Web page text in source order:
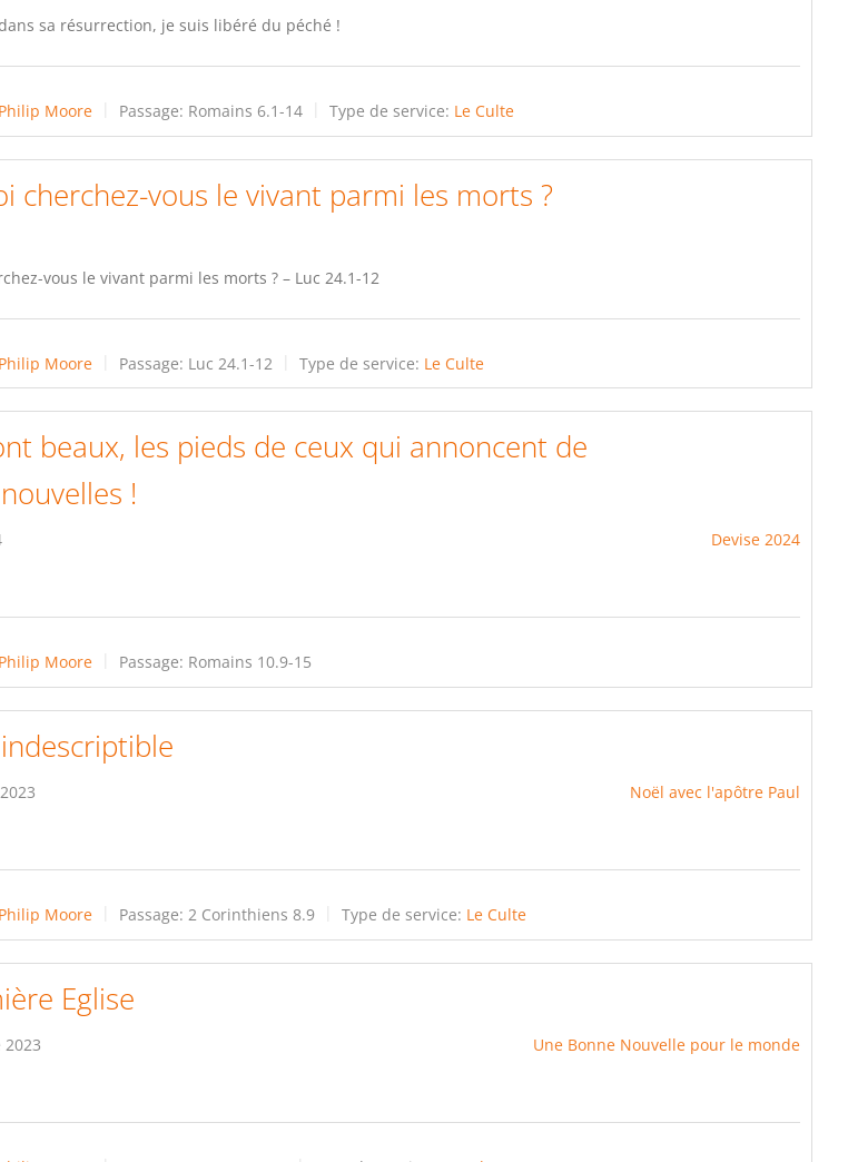
sa résurrection, je suis libéré du péché !
Philip Moore Passage: Romains 6.1-14 Type de service: Le Culte
cherchez-vous le vivant parmi les morts ?
vous le vivant parmi les morts ? – Luc 24.1-12
Philip Moore Passage: Luc 24.1-12 Type de service: Le Culte
beaux, les pieds de ceux qui annoncent de
!
Devise 2024
Philip Moore Passage: Romains 10.9-15
Noël avec l'apôtre Paul
Philip Moore Passage: 2 Corinthiens 8.9 Type de service: Le Culte
Eglise
Une Bonne Nouvelle pour le monde